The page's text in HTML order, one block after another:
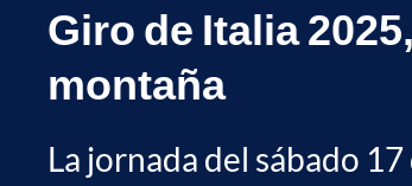
Giro de Italia
montaña
La jornada del sábado